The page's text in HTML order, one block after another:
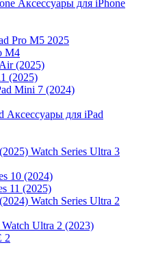
Аксессуары для iPhone
Pro M5 2025
M4
(2025)
(2025)
Mini 7 (2024)
Аксессуары для iPad
Watch Series Ultra 3
10 (2024)
11 (2025)
Watch Series Ultra 2
Watch Ultra 2 (2023)
2